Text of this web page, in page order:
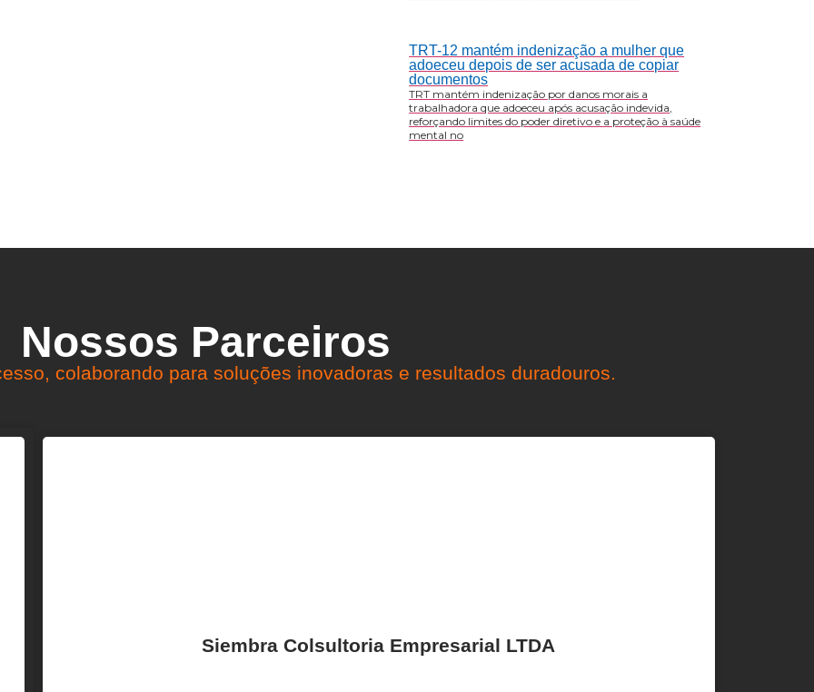
TRT-12 mantém indenização a mulher que
adoeceu depois de ser acusada de copiar
documentos
TRT mantém indenização por danos morais a
trabalhadora que adoeceu após acusação indevida,
reforçando limites do poder diretivo e a proteção à saúde
mental no
Nossos Parceiros
colaborando para soluções inovadoras e resultados duradouros.
Siembra Colsultoria Empresarial LTDA